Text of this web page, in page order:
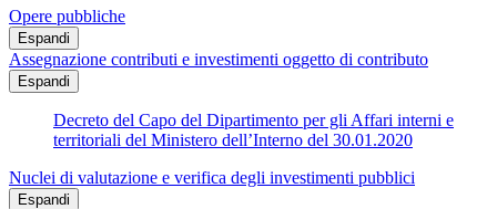
Opere pubbliche
Espandi
Assegnazione contributi e investimenti oggetto di contributo
Espandi
Decreto del Capo del Dipartimento per gli Affari interni e
territoriali del Ministero dell’Interno del 30.01.2020
Nuclei di valutazione e verifica degli investimenti pubblici
Espandi